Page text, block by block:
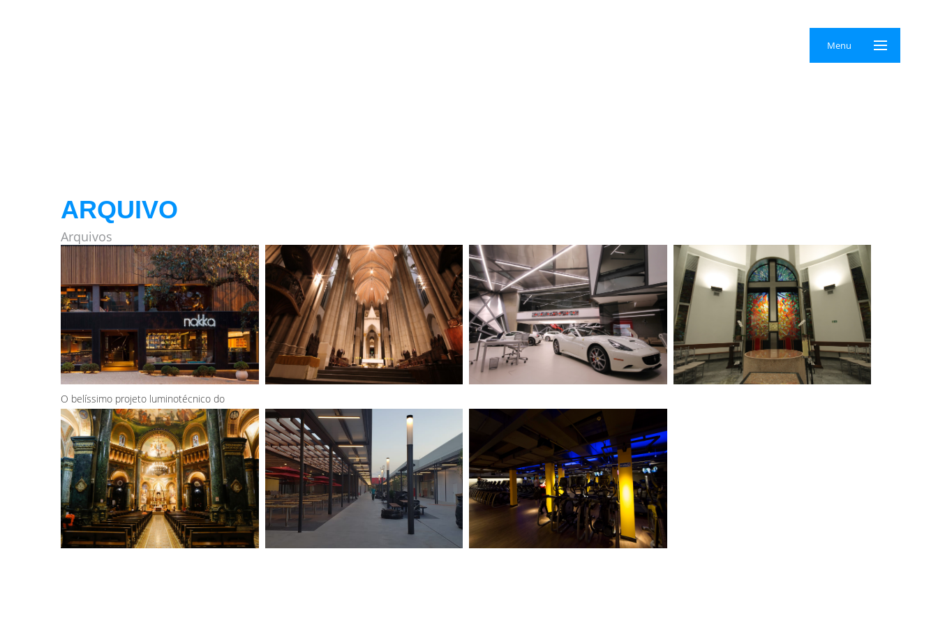
Menu
ARQUIVO
Arquivos
O belíssimo projeto luminotécnico do
restaurante Nakka Jardins, assinado pela
Mingrone Iluminação, ganhou dois prêmios
internacionais em 2018. O...